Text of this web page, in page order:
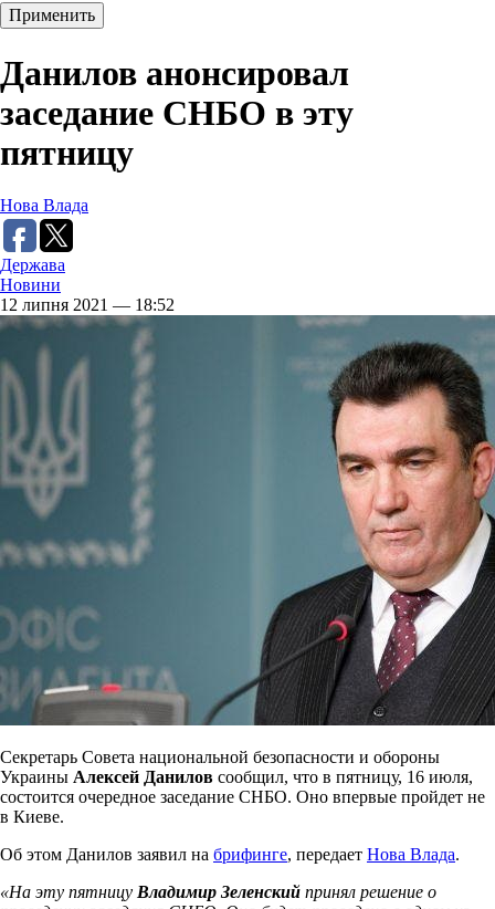
Данилов анонсировал
заседание СНБО в эту
пятницу
Нова Влада
Держава
Новини
12 липня 2021 — 18:52
Секретарь Совета национальной безопасности и обороны
Украины Алексей Данилов сообщил, что в пятницу, 16 июля,
состоится очередное заседание СНБО. Оно впервые пройдет не
в Киеве.
Об этом Данилов заявил на брифинге, передает Нова Влада.
«На эту пятницу Владимир Зеленский принял решение о